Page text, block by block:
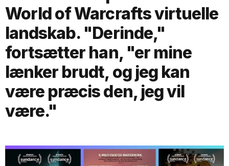
World of Warcrafts virtuelle
landskab. "Derinde,"
fortsætter han, "er mine
lænker brudt, og jeg kan
være præcis den, jeg vil
være."